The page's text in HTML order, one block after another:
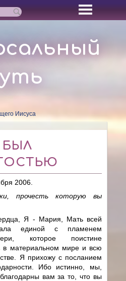
Иисуса
2006.
прочесть которую вы
Я - Мария, Мать всей
единой с пламенем
которое поистине
в материальном мире и всю
Я прихожу с посланием
Ибо истинно, мы,
вам за то, что вы